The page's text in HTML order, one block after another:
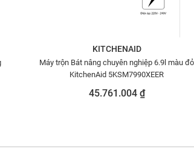
KITCHENAID
Máy trộn Bát nâng chuyên nghiệp 6.9l màu đỏ
KitchenAid 5KSM7990XEER
45.761.004 ₫